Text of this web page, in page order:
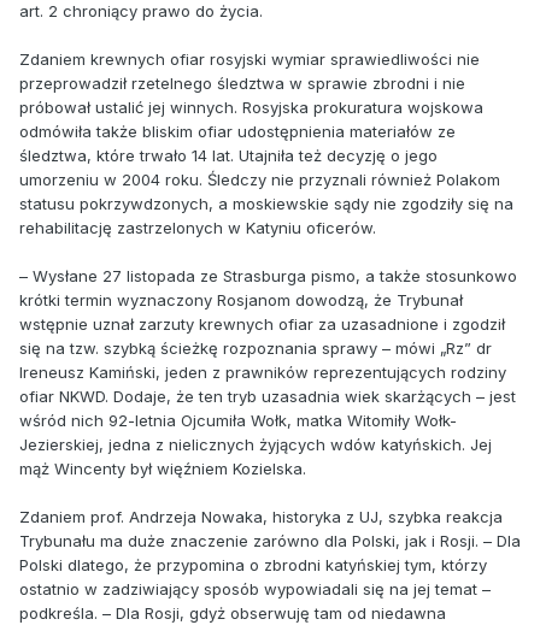
art. 2 chroniący prawo do życia.
Zdaniem krewnych ofiar rosyjski wymiar sprawiedliwości nie
przeprowadził rzetelnego śledztwa w sprawie zbrodni i nie
próbował ustalić jej winnych. Rosyjska prokuratura wojskowa
odmówiła także bliskim ofiar udostępnienia materiałów ze
śledztwa, które trwało 14 lat. Utajniła też decyzję o jego
umorzeniu w 2004 roku. Śledczy nie przyznali również Polakom
statusu pokrzywdzonych, a moskiewskie sądy nie zgodziły się na
rehabilitację zastrzelonych w Katyniu oficerów.
– Wysłane 27 listopada ze Strasburga pismo, a także stosunkowo
krótki termin wyznaczony Rosjanom dowodzą, że Trybunał
wstępnie uznał zarzuty krewnych ofiar za uzasadnione i zgodził
się na tzw. szybką ścieżkę rozpoznania sprawy – mówi „Rz” dr
Ireneusz Kamiński, jeden z prawników reprezentujących rodziny
ofiar NKWD. Dodaje, że ten tryb uzasadnia wiek skarżących – jest
wśród nich 92-letnia Ojcumiła Wołk, matka Witomiły Wołk-
Jezierskiej, jedna z nielicznych żyjących wdów katyńskich. Jej
mąż Wincenty był więźniem Kozielska.
Zdaniem prof. Andrzeja Nowaka, historyka z UJ, szybka reakcja
Trybunału ma duże znaczenie zarówno dla Polski, jak i Rosji. – Dla
Polski dlatego, że przypomina o zbrodni katyńskiej tym, którzy
ostatnio w zadziwiający sposób wypowiadali się na jej temat –
podkreśla. – Dla Rosji, gdyż obserwuję tam od niedawna